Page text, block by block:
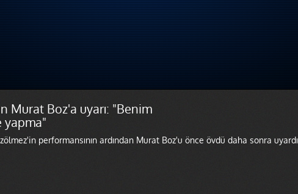
Murat Boz'a uyarı: "Benim
yapma"
performansının ardından Murat Boz'u önce övdü daha sonra uyardı.